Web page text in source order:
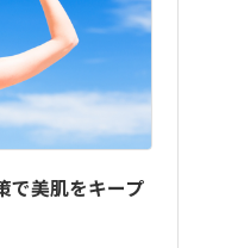
で美肌をキープ